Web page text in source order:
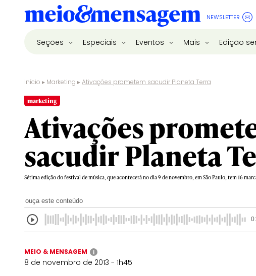
NEWSLETTER
Seções Especiais Eventos Mais Edição
Início ▸ Marketing ▸Ativações prometem sacudir Planeta Terra
marketing
Ativações
sacudir Planeta
Sétima edição do festival de música, que acontecerá no dia 9 de novembro, em São Paulo, tem 16
ouça este conteúdo
MEIO & MENSAGEM i
8 de novembro de 2013 - 1h45